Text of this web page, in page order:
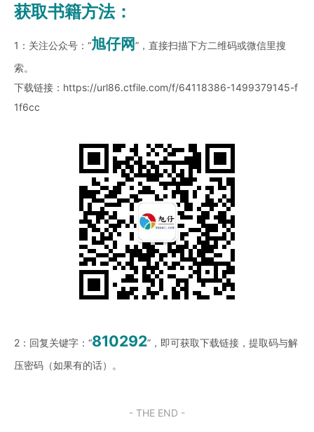
获取书籍方法：
1：关注公众号：“旭仔网”，直接扫描下方二维码或微信里搜
索。
下载链接： https://url86.ctfile.com/f/64118386-1499379145-f
1f6cc
2：回复关键字：“810292”，即可获取下载链接，提取码与解
压密码（如果有的话）。
- THE END -